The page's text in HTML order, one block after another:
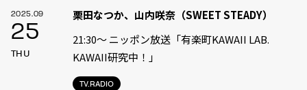
2025.09
25
THU
TV.RADIO
栗田なつか、山内咲奈（SWEET STEADY）
21:30〜 ニッポン放送「有楽町KAWAII LAB.
KAWAII研究中！」